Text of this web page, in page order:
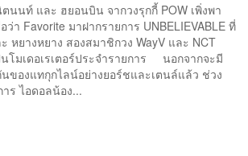
นนท์ และ ฮยอนบิน จากวงรุกกี้ POW เพิ่งพา
ว่า Favorite มาฝากรายการ UNBELIEVABLE ที่
หยางหยาง สองสมาชิกวง WayV และ NCT
โมเดอเรเตอร์ประจำรายการ นอกจากจะมี
ของแทกุกไลน์อย่างยอร์ชและเตนล์แล้ว ช่วง
ร ไอดอลน้อง...